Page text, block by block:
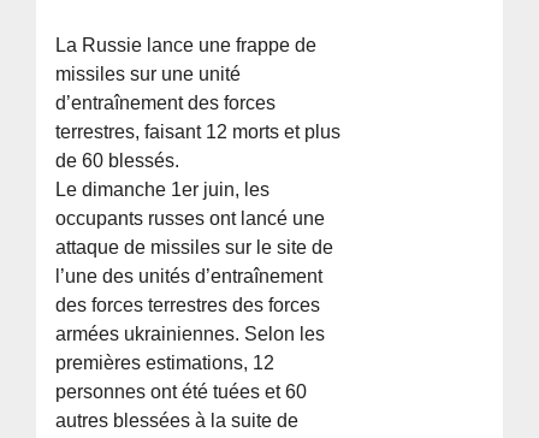
La Russie lance une frappe de
missiles sur une unité
d’entraînement des forces
terrestres, faisant 12 morts et plus
de 60 blessés.
Le dimanche 1er juin, les
occupants russes ont lancé une
attaque de missiles sur le site de
l’une des unités d’entraînement
des forces terrestres des forces
armées ukrainiennes. Selon les
premières estimations, 12
personnes ont été tuées et 60
autres blessées à la suite de